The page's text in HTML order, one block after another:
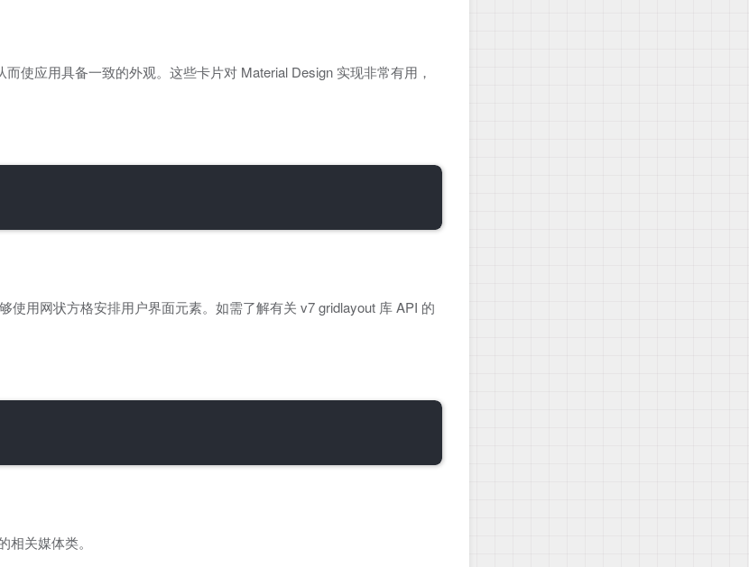
使应用具备一致的外观。这些卡片对 Material Design 实现非常有用，
使用网状方格安排用户界面元素。如需了解有关 v7 gridlayout 库 API 的
相关媒体类。